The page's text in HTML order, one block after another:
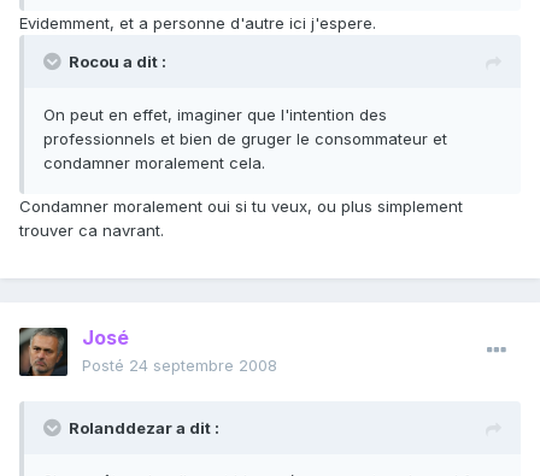
Evidemment, et a personne d'autre ici j'espere.
Rocou a dit :
On peut en effet, imaginer que l'intention des
professionnels et bien de gruger le consommateur et
condamner moralement cela.
Condamner moralement oui si tu veux, ou plus simplement
trouver ca navrant.
José
Posté 24 septembre 2008
Rolanddezar a dit :